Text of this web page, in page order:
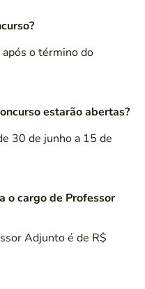
o término do
estarão abertas?
30 de junho a 15 de
o cargo de Professor
Adjunto é de R$